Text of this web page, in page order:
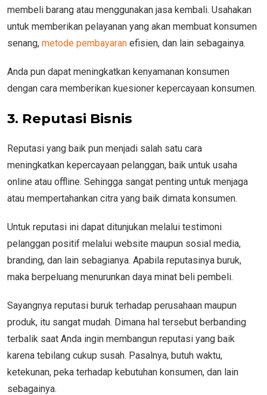
membeli barang atau menggunakan jasa kembali. Usahakan
untuk memberikan pelayanan yang akan membuat konsumen
senang, metode pembayaran efisien, dan lain sebagainya.
Anda pun dapat meningkatkan kenyamanan konsumen
dengan cara memberikan kuesioner kepercayaan konsumen.
3. Reputasi Bisnis
Reputasi yang baik pun menjadi salah satu cara
meningkatkan kepercayaan pelanggan, baik untuk usaha
online atau offline. Sehingga sangat penting untuk menjaga
atau mempertahankan citra yang baik dimata konsumen.
Untuk reputasi ini dapat ditunjukan melalui testimoni
pelanggan positif melalui website maupun sosial media,
branding, dan lain sebagianya. Apabila reputasinya buruk,
maka berpeluang menurunkan daya minat beli pembeli.
Sayangnya reputasi buruk terhadap perusahaan maupun
produk, itu sangat mudah. Dimana hal tersebut berbanding
terbalik saat Anda ingin membangun reputasi yang baik
karena tebilang cukup susah. Pasalnya, butuh waktu,
ketekunan, peka terhadap kebutuhan konsumen, dan lain
sebagainya.